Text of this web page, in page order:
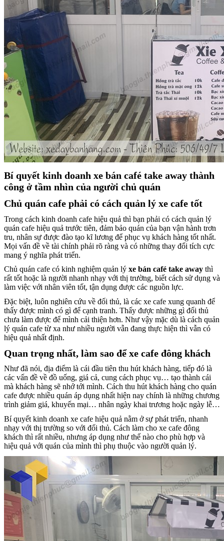
Bí quyết kinh doanh xe bán café take away thành
công ở tầm nhìn của người chủ quán
Chủ quán cafe phải có cách quản lý xe cafe tốt
Trong cách kinh doanh cafe hiệu quả thì bạn phải có cách quản lý
quán cafe hiệu quả trước tiên, đảm bảo quán của bạn vận hành trơn
tru, nhân sự được đào tạo kĩ lương để phục vụ khách hàng tốt nhất.
Mọi vấn đề về tài chính phải rõ ràng và có những thay đổi tích cực
mang ý nghĩa phát triển.
Chủ quán cafe có kinh nghiệm quản lý xe bán café take away thì
rất tốt hoặc là người nhanh nhạy với thị trường, biết cách sử dụng và
làm việc với nhân viên tốt, tận dụng được các nguồn lực.
Đặc biệt, luôn nghiên cứu về đối thủ, là các xe cafe xung quanh để
thấy được mình có gì để cạnh tranh. Thấy được những gì đối thủ
chưa làm được để mình cải thiện hơn. Như vậy mặc dù là cách quản
lý quán cafe từ xa như nhiều người vẫn đang thực hiện thì vẫn có
hiệu quả nhất định.
Quan trọng nhất, làm sao để xe cafe đông khách
Như đã nói, địa điểm là cái đầu tiên thu hút khách hàng, tiếp đó là
các vấn đề về đồ uống, giá cả, cung cách phục vụ… tạo thành cái
mà khách hàng sẽ nhớ tới mình. Cách thu hút khách hàng cho quán
cafe được nhiều quán áp dụng nhất hiện nay chính là những chương
trình giảm giá, khuyến mại… nhân ngày khai trương hoặc ngày lễ…
Bí quyết kinh doanh xe cafe hiệu quả nằm ở sự phát triển, nhanh
nhạy với thị trường so với đối thủ. Cách làm cho xe cafe đông
khách thì rất nhiều, nhưng áp dụng như thế nào cho phù hợp và
hiệu quả với quán của mình thì phụ thuộc vào người quản lý.